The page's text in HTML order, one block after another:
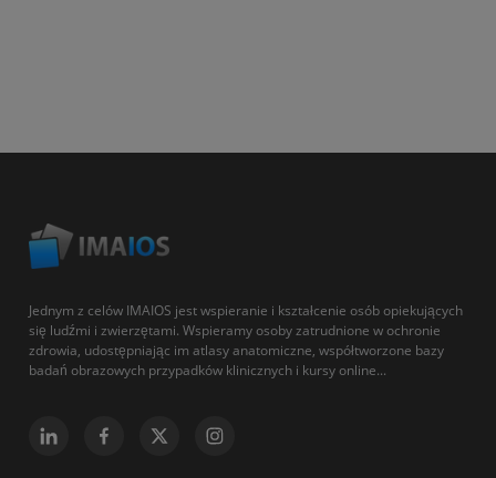
Jednym z celów IMAIOS jest wspieranie i kształcenie osób opiekujących
się ludźmi i zwierzętami. Wspieramy osoby zatrudnione w ochronie
zdrowia, udostępniając im atlasy anatomiczne, współtworzone bazy
badań obrazowych przypadków klinicznych i kursy online...